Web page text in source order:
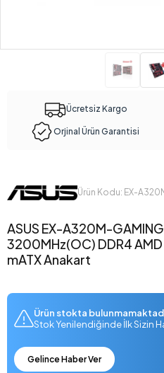
Ücretsiz Kargo
Orjinal Ürün Garantisi
Ürün Kodu: EX-
ASUS EX-A320M-GAMING
3200MHz(OC) DDR4
mATX Anakart
Ürün stokta
Stok Yenilendiğinde İlk Sizin
Gelince Haber Ver